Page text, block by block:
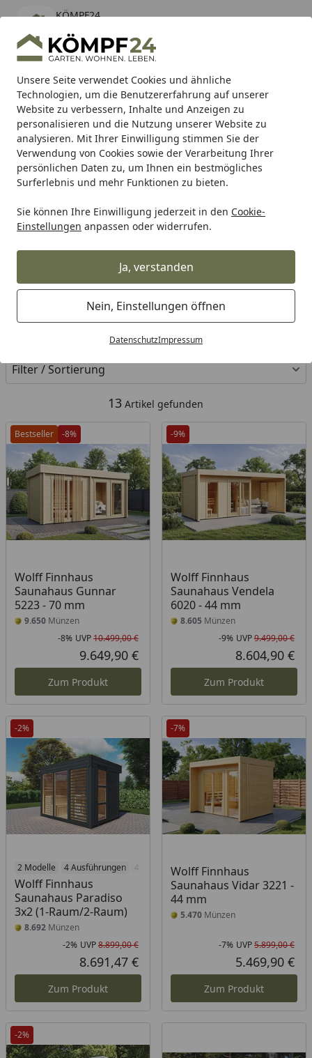
Unsere Seite verwendet Cookies und ähnliche
Technologien, um die Benutzererfahrung auf unserer
Website zu verbessern, Inhalte und Anzeigen zu
personalisieren und die Nutzung unserer Website zu
analysieren. Mit Ihrer Einwilligung stimmen Sie der
Verwendung von Cookies sowie der Verarbeitung Ihrer
persönlichen Daten zu, um Ihnen ein bestmögliches
Surferlebnis und mehr Funktionen zu bieten.
Sie können Ihre Einwilligung jederzeit in den Cookie-
Einstellungen anpassen oder widerrufen.
Ja, verstanden
Nein, Einstellungen öffnen
DatenschutzImpressum
KÖMPF24
kostenlos - Im App Store
Hotline
Alle Produkte
Mein Konto
Suchen
Karibu Pools inkl. gratis Sandfilteranlage & Pool-
Starterset (Gesamtwert bis 468,99€)
Startseite
Wolff Finnhaus Saunahäuser Mit Vorraum
Wolff Finnhaus Saunen mit
Vorraum
Ihre Artikelübersicht
Filter / Sortierung
13 Artikel gefunden
Bestseller -8%
Wolff Finnhaus
Saunahaus Gunnar
5223 - 70 mm
9.650 Münzen
Rabatt in Prozent
-8%
Ursprünglicher Preis
UVP10.499,00 €
Aktueller Preis
9.649,90 €
Zum Produkt
-9%
Wolff Finnhaus
Saunahaus Vendela
6020 - 44 mm
8.605 Münzen
-9% UVP9.499,00 €
8.604,90 €
Zum Produkt
-2%
2 Modelle 4 Ausführungen 4 Öfen
Wolff Finnhaus
Saunahaus Paradiso
3x2 (1-Raum/2-Raum)
8.692 Münzen
Rabatt in Prozent
-2%
Ursprünglicher Preis
UVP8.899,00 €
Aktueller Preis
8.691,47 €
Zum Produkt
-7%
Wolff Finnhaus
Saunahaus Vidar 3221 -
44 mm
5.470Münzen
-7% UVP5.899,00 €
5.469,90 €
Zum Produkt
-2%